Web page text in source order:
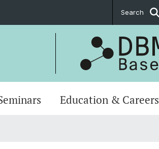
Search
Education & Careers